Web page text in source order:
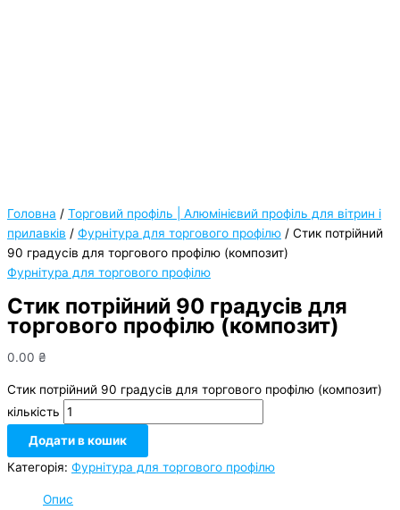
Головна / Торговий профіль | Алюмінієвий профіль для вітрин і
прилавків / Фурнітура для торгового профілю / Стик потрійний
90 градусів для торгового профілю (композит)
Фурнітура для торгового профілю
Стик потрійний 90 градусів для
торгового профілю (композит)
0.00 ₴
Стик потрійний 90 градусів для торгового профілю (композит)
кількість
Додати в кошик
Категорія: Фурнітура для торгового профілю
Опис